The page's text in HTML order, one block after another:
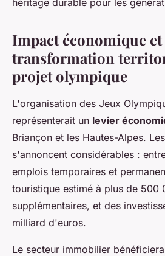
Impact économique et
transformation
projet olympique
L'organisation des Jeux
représenterait un levier
Briançon et les Hautes-Alpes.
s'annoncent considérables :
emplois temporaires et
touristique estimé à plus de 500
supplémentaires, et des
milliard d'euros.
Le secteur immobilier